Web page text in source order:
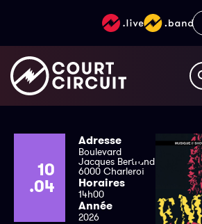
10
.04
Adresse
Boulevard
Jacques Bertrand
6000 Charleroi
Horaires
14h00
Année
2026